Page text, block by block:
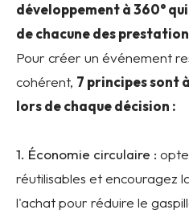
développement à 360°
de chacune des
Pour créer un événement
cohérent, 7 principes sont
lors de chaque décision :
1. Économie circulaire :
réutilisables et encouragez
l'achat pour réduire le